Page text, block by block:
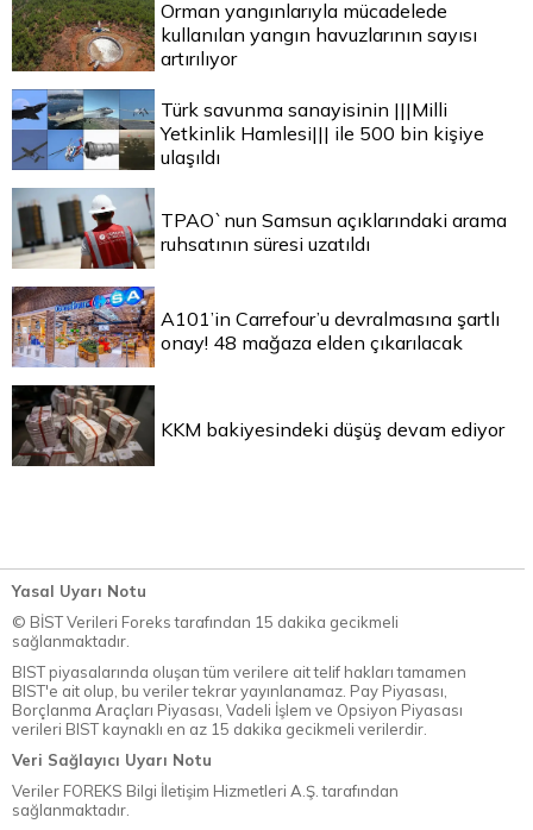
Orman yangınlarıyla mücadelede
kullanılan yangın havuzlarının sayısı
artırılıyor
Türk savunma sanayisinin |||Milli
Yetkinlik Hamlesi||| ile 500 bin kişiye
ulaşıldı
TPAO`nun Samsun açıklarındaki arama
ruhsatının süresi uzatıldı
A101’in Carrefour’u devralmasına şartlı
onay! 48 mağaza elden çıkarılacak
KKM bakiyesindeki düşüş devam ediyor
Yasal Uyarı Notu
© BİST Verileri Foreks tarafından 15 dakika gecikmeli
sağlanmaktadır.
BIST piyasalarında oluşan tüm verilere ait telif hakları tamamen
BIST'e ait olup, bu veriler tekrar yayınlanamaz. Pay Piyasası,
Borçlanma Araçları Piyasası, Vadeli İşlem ve Opsiyon Piyasası
verileri BIST kaynaklı en az 15 dakika gecikmeli verilerdir.
Veri Sağlayıcı Uyarı Notu
Veriler FOREKS Bilgi İletişim Hizmetleri A.Ş. tarafından
sağlanmaktadır.